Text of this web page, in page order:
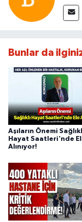
Bunlar da
Aşıların Önemi
Hayat Saatleri'nde
Alınıyor!